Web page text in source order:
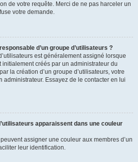
de votre requête. Merci de ne pas harceler un
votre demande.
d’un groupe d’utilisateurs ?
est généralement assigné lorsque
initialement créés par un administrateur du
la création d’un groupe d’utilisateurs, votre
administrateur. Essayez de le contacter en lui
apparaissent dans une couleur
assigner une couleur aux membres d’un
leur identification.